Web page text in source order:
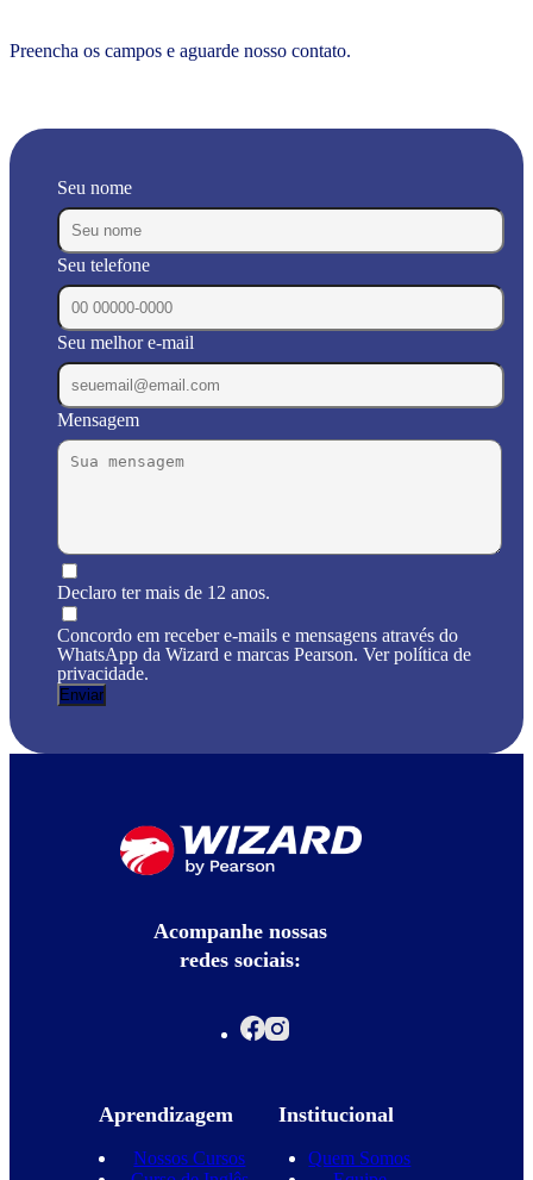
Preencha os campos e aguarde nosso contato.
Seu nome
Seu telefone
Seu melhor e-mail
Mensagem
Declaro ter mais de 12 anos.
Concordo em receber e-mails e mensagens através do
WhatsApp da Wizard e marcas Pearson. Ver política de
privacidade.
Acompanhe nossas
redes sociais:
Aprendizagem
Nossos Cursos
Institucional
Quem Somos